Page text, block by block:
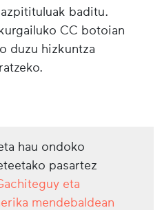
baditu.
CC botoian
duzu hizkuntza
hau ondoko
pasartez
eta
mendebaldean